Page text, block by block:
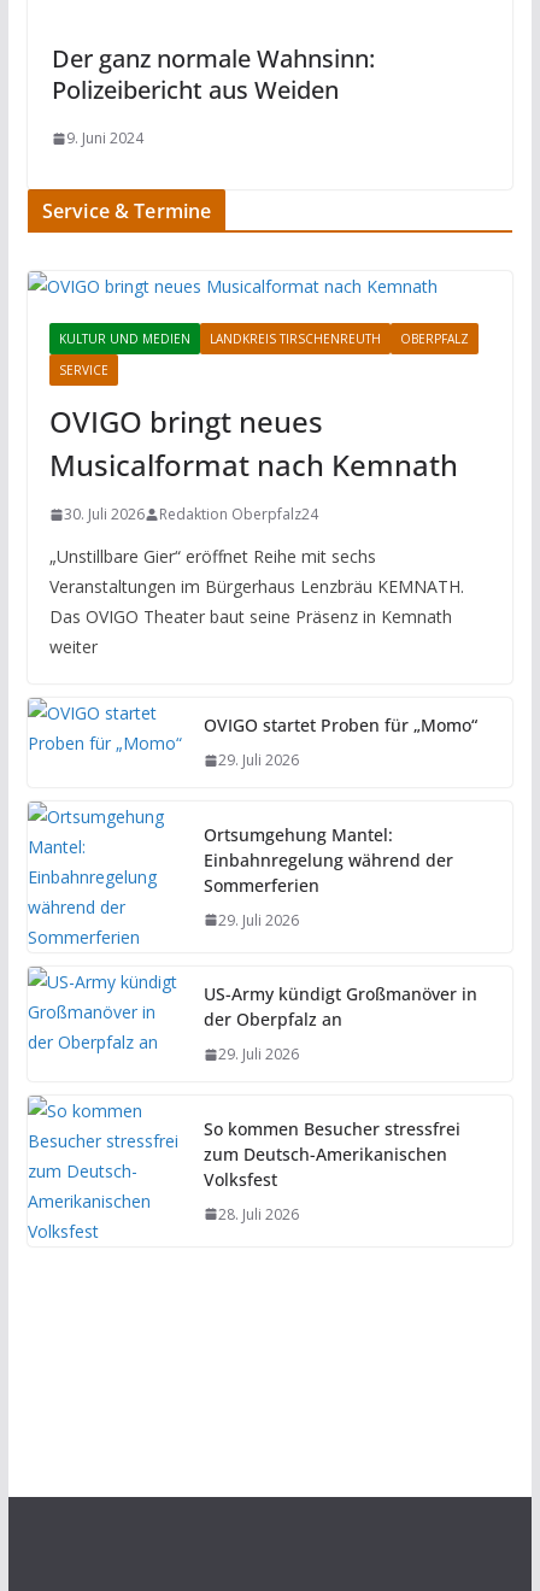
Der ganz normale Wahnsinn:
Polizeibericht aus Weiden
9. Juni 2024
Service & Termine
KULTUR UND MEDIEN LANDKREIS TIRSCHENREUTH
OBERPFALZ
SERVICE
OVIGO bringt neues
Musicalformat nach Kemnath
30. Juli 2026 Redaktion Oberpfalz24
„Unstillbare Gier“ eröffnet Reihe mit sechs
Veranstaltungen im Bürgerhaus Lenzbräu KEMNATH.
Das OVIGO Theater baut seine Präsenz in Kemnath
weiter
OVIGO startet Proben für „Momo“
29. Juli 2026
Ortsumgehung Mantel:
Einbahnregelung während der
Sommerferien
29. Juli 2026
US-Army kündigt Großmanöver in
der Oberpfalz an
29. Juli 2026
So kommen Besucher stressfrei
zum Deutsch-Amerikanischen
Volksfest
28. Juli 2026